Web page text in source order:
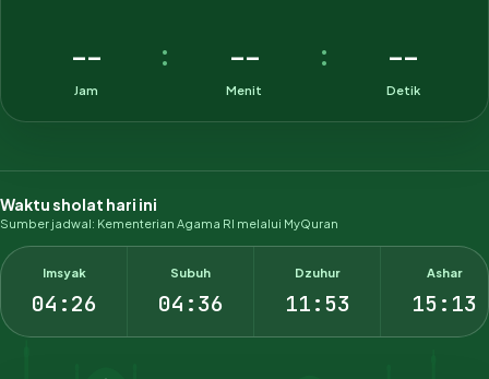
--
Jam
: --
Menit
: --
Detik
Waktu sholat hari ini
Sumber jadwal: Kementerian Agama RI melalui MyQuran
Imsyak
04:26
Subuh
04:36
Dzuhur
11:53
Ashar
15:13